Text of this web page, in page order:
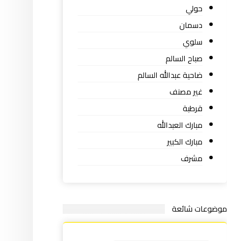
حولي
دسمان
سلوي
صباح السالم
ضاحية عبدالله السالم
غير مصنف
قرطبة
مبارك العبدالله
مبارك الكبير
مشرف
موضوعات شائعة